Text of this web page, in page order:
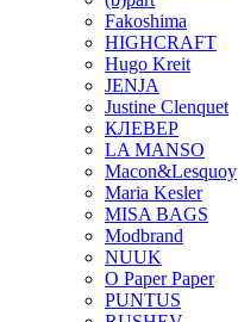
Fakoshima
HIGHCRAFT
Hugo Kreit
JENJA
Justine Clenquet
КЛЕВЕР
LA MANSO
Macon&Lesquoy
Maria Kesler
MISA BAGS
Modbrand
NUUK
O Paper Paper
PUNTUS